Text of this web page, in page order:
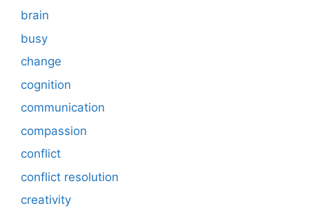
brain
busy
change
cognition
communication
compassion
conflict
conflict resolution
creativity